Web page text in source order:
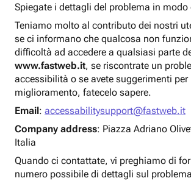
Spiegate i dettagli del problema in modo
Teniamo molto al contributo dei nostri
se ci informano che qualcosa non
difficoltà ad accedere a qualsiasi parte
www.fastweb.it, se riscontrate un
accessibilità o se avete suggerimenti per
miglioramento, fatecelo sapere.
Email: accessabilitysupport@fastweb.it
Company address: Piazza Adriano
Italia
Quando ci contattate, vi preghiamo di
numero possibile di dettagli sul